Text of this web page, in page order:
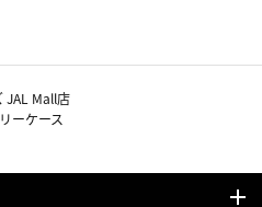
JAL Mall店
ーケース